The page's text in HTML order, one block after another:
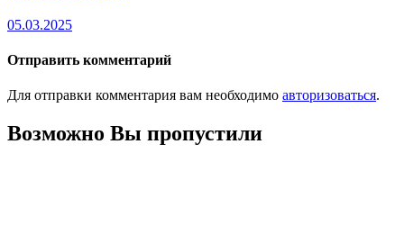
05.03.2025
Отправить комментарий
Для отправки комментария вам необходимо авторизоваться.
Возможно Вы пропустили